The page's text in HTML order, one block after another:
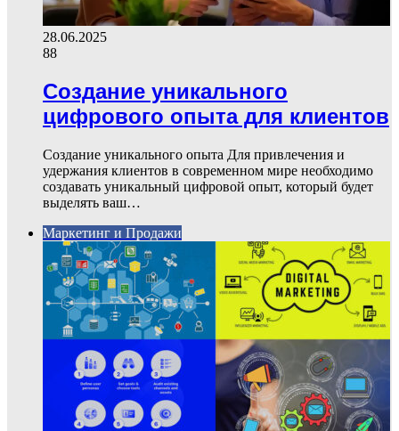
28.06.2025
88
Создание уникального
цифрового опыта для клиентов
Создание уникального опыта Для привлечения и
удержания клиентов в современном мире необходимо
создавать уникальный цифровой опыт, который будет
выделять ваш…
Маркетинг и Продажи